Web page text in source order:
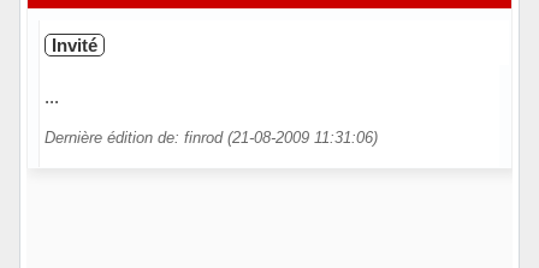
Invité
...
Dernière édition de: finrod (21-08-2009 11:31:06)